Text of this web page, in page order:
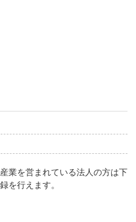
業を営まれている法人の方は下
を行えます。